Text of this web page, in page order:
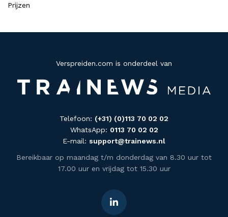
Prijzen
Verspreiden.com is onderdeel van
Telefoon: (+31) (0)113 70 02 02
WhatsApp: 0113 70 02 02
E-mail: support@trainews.nl
Bereikbaar op maandag t/m donderdag van 8.30 uur tot
17.00 uur en vrijdag tot 15.30 uur